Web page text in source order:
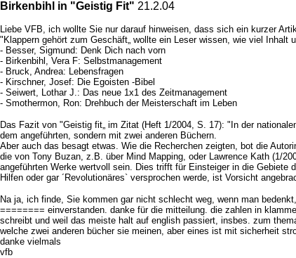
Birkenbihl in "Geistig Fit" 21.2.04
Liebe VFB, ich wollte Sie nur darauf hinweisen, dass sich ein kurzer
"Klappern gehört zum Geschäft„ wollte ein Leser wissen, wie viel
- Besser, Sigmund: Denk Dich nach vorn
- Birkenbihl, Vera F: Selbstmanagement
- Bruck, Andrea: Lebensfragen
- Kirschner, Josef: Die Egoisten -Bibel
- Seiwert, Lothar J.: Das neue 1x1 des Zeitmanagement
- Smothermon, Ron: Drehbuch der Meisterschaft im Leben
Das Fazit von "Geistig fit„ im Zitat (Heft 1/2004, S. 17): "In der
dem angeführten, sondern mit zwei anderen Büchern.
Aber auch das besagt etwas. Wie die Recherchen zeigten, bot die
die von Tony Buzan, z.B. über Mind Mapping, oder Lawrence Kath (1/
angeführten Werke wertvoll sein. Dies trifft für Einsteiger in die Gebiete
Hilfen oder gar ´Revolutionäres` versprochen werde, ist Vorsicht
Na ja, ich finde, Sie kommen gar nicht schlecht weg, wenn man
======== einverstanden. danke für die mitteilung. die zahlen in
schreibt und weil das meiste halt auf english passiert, insbes. zum
welche zwei anderen bücher sie meinen, aber eines ist mit sicherheit
danke vielmals
vfb